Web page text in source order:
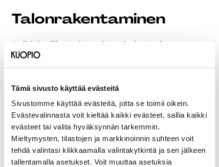
Tämä sivusto käyttää evästeitä
Sivustomme käyttää evästeitä, jotta se toimii oikein.
Evästevalinnasta voit kieltää kaikki evästeet, sallia kaikki
evästeet tai valita hyväksynnän tarkemmin.
Mieltymysten, tilastojen ja markkinoinnin suhteen voit
tehdä valintasi klikkaamalla valintakytkintä ja sen jälkeen
tallentamalla asetukset. Voit muuttaa asetuksia
Talonrakentaminen
Savilahden liikunta- ja tapahtumakeskus Luolan
rakentaminen alkoi kalliorakennusurakan osalta kesällä
2021. Urakan toisessa vaiheessa toteutetaan kaikki
rakenteet, laitteet ja järjestelmät. Kokonaisuus valmistui
elokuussa 2024.
Asuinkerrostalojen rakentaminen Savilahteen on
käynnissä Kuopion Opiskelija-asunnot Oy:n kohteessa
Yliopistonrannassa ja TA-Asumisoikeus Oy:n kohteessa
Vanhan Varikon alueella.